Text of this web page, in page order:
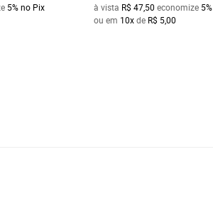
5%no Pix
à vista R$ 47,50 economize 5%
ou em 10xde R$ 5,00